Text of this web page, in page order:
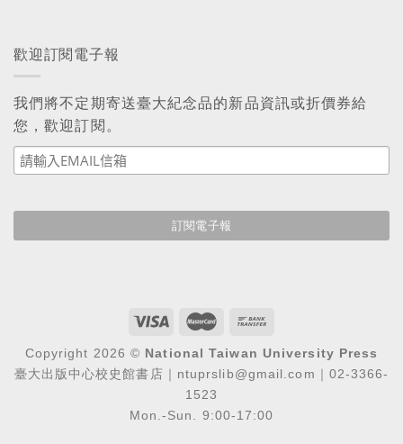
歡迎訂閱電子報
我們將不定期寄送臺大紀念品的新品資訊或折價券給
您，歡迎訂閱。
Copyright 2026 © National Taiwan University Press
臺大出版中心校史館書店｜ntuprslib@gmail.com｜02-3366-
1523
Mon.-Sun. 9:00-17:00